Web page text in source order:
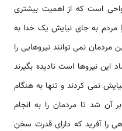
است که از اهمیت بیشتری
مردم به جای نیایش یک خدا به
مردمان نمی توانند نیروهایی را
این نیروها است نادیده بگیرند
نمی کردند و تنها به هنگام
آن شد تا مردمان را به انجام
را آفرید که دارای قدرت سخن